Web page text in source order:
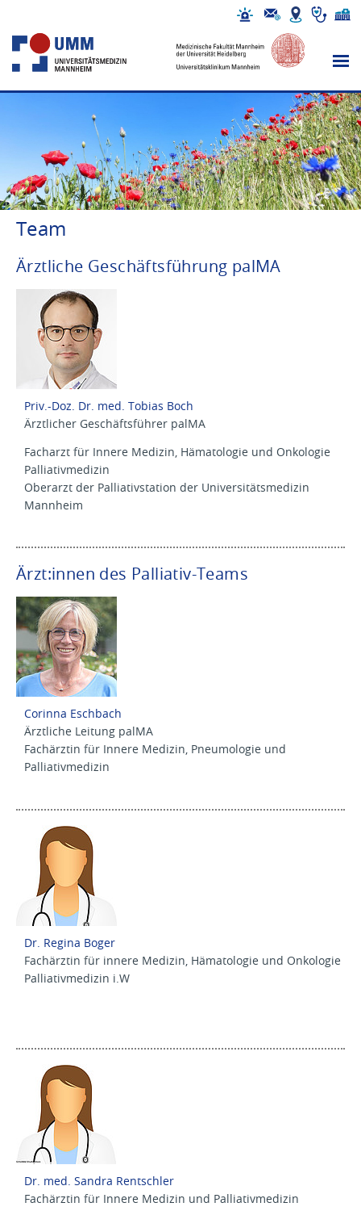
Team
Ärztliche Geschäftsführung palMA
Priv.-Doz. Dr. med. Tobias Boch
Ärztlicher Geschäftsführer palMA
Facharzt für Innere Medizin, Hämatologie und Onkologie
Palliativmedizin
Oberarzt der Palliativstation der Universitätsmedizin
Mannheim
Ärzt:innen des Palliativ-Teams
Corinna Eschbach
Ärztliche Leitung palMA
Fachärztin für Innere Medizin, Pneumologie und
Palliativmedizin
Dr. Regina Boger
Fachärztin für innere Medizin, Hämatologie und Onkologie
Palliativmedizin i.W
Dr. med. Sandra Rentschler
Fachärztin für Innere Medizin und Palliativmedizin